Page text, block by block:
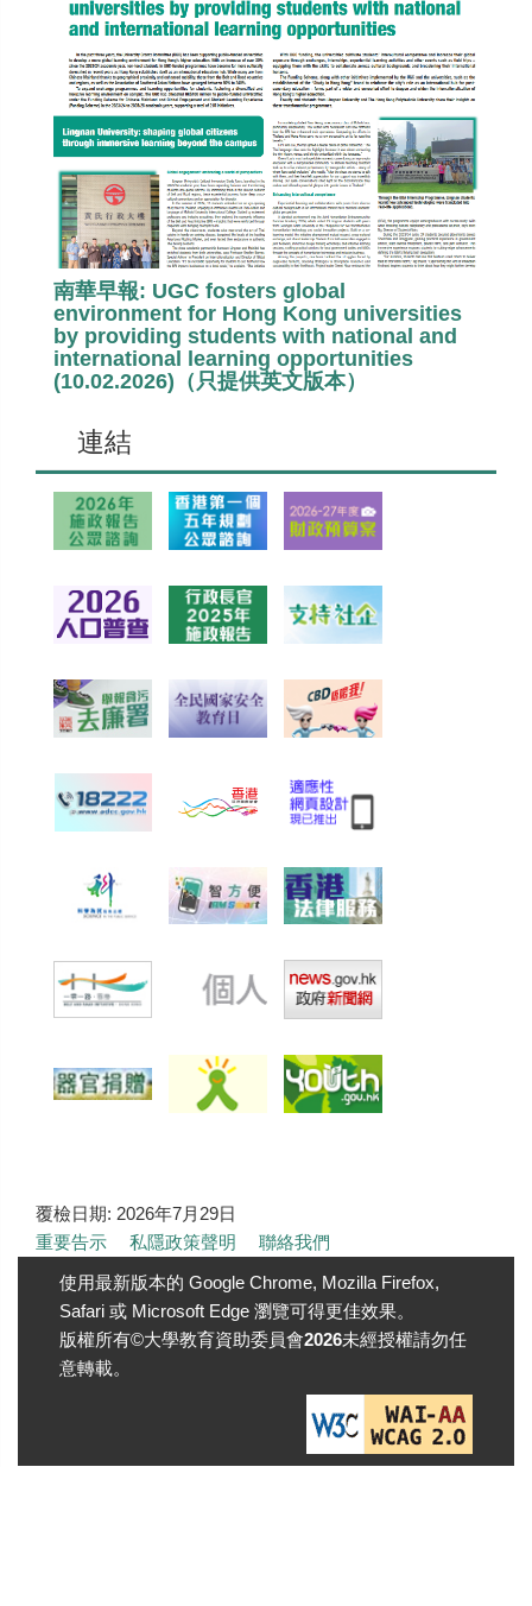
南華早報: UGC fosters global
environment for Hong Kong universities
by providing students with national and
international learning opportunities
(10.02.2026)（只提供英文版本）
連結
覆檢日期: 2026年7月29日
重要告示
私隱政策聲明
聯絡我們
使用最新版本的 Google Chrome, Mozilla Firefox,
Safari 或 Microsoft Edge 瀏覽可得更佳效果。
版權所有©大學教育資助委員會2026未經授權請勿任
意轉載。